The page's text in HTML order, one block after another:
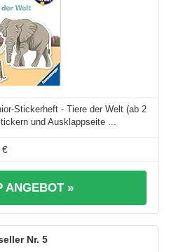
Stickerheft - Tiere der Welt (ab 2
und Ausklappseite ...
€
ANGEBOT »
5